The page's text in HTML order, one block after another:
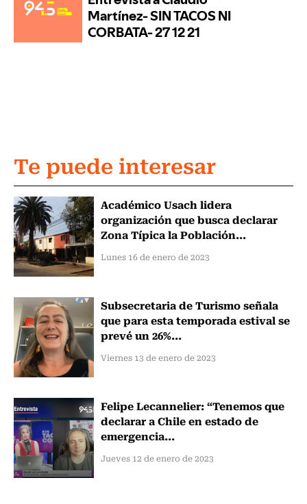
Te puede interesar
Académico Usach lidera
organización que busca declarar
Zona Típica la Población...
Lunes 16 de enero de 2023
Subsecretaria de Turismo señala
que para esta temporada estival se
prevé un 26%...
Viernes 13 de enero de 2023
Felipe Lecannelier: “Tenemos que
declarar a Chile en estado de
emergencia...
Jueves 12 de enero de 2023